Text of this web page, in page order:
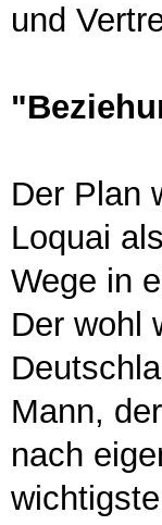
und
Der Plan
Loquai
Wege in
Der wohl
Mann,
nach